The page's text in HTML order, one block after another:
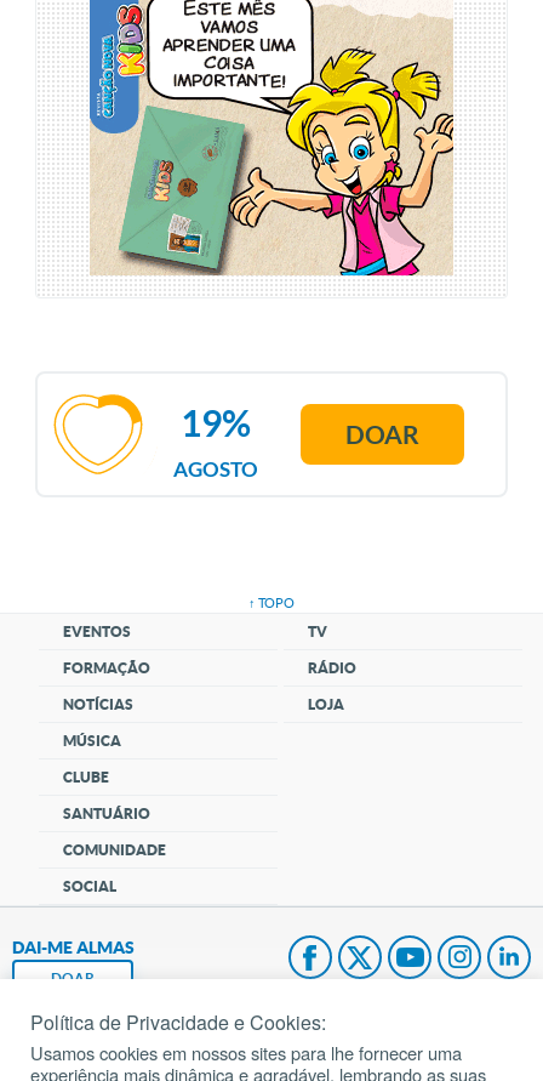
AGOSTO
19% DOAR
↑ TOPO
EVENTOS
FORMAÇÃO
NOTÍCIAS
MÚSICA
CLUBE
SANTUÁRIO
COMUNIDADE
SOCIAL
TV
RÁDIO
LOJA
DAI-ME ALMAS
DOAR
Fundação João Paulo II
Política de Privacidade e Cookies:
Usamos cookies em nossos sites para lhe fornecer uma
experiência mais dinâmica e agradável, lembrando as suas